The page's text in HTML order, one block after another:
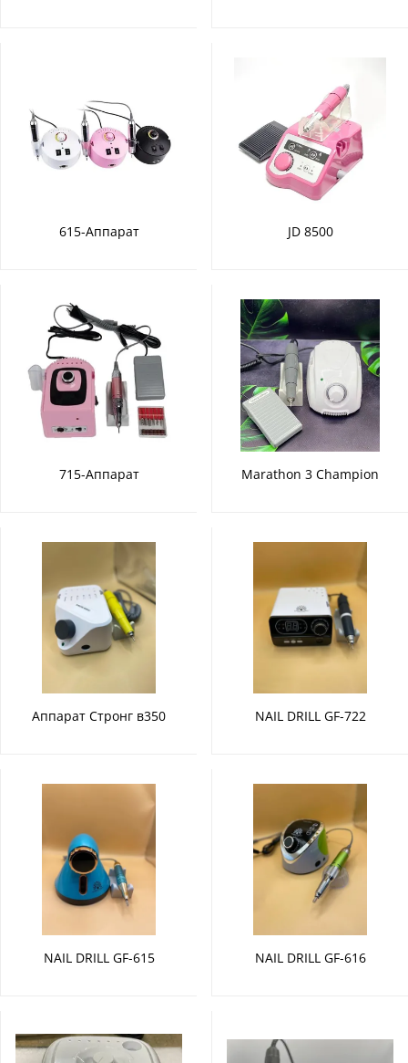
615-Аппарат JD 8500
715-Аппарат Marathon 3 Champion
Аппарат Стронг в350 NAIL DRILL GF-722
NAIL DRILL GF-615 NAIL DRILL GF-616